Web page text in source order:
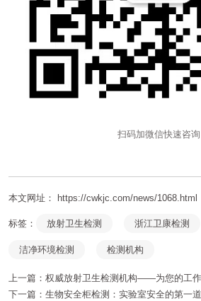
扫码加微信快速咨询
本文网址： https://cwkjc.com/news/1068.html
标签： 放射卫生检测 浙江卫康检测
洁净环境检测 检测机构
上一篇： 权威放射卫生检测机构——为您的工
下一篇： 生物安全柜检测：实验室安全的第一